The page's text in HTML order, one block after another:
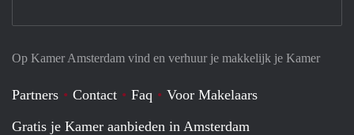
Op Kamer Amsterdam vind en verhuur je makkelijk je Kamer
Partners Contact Faq
Voor Makelaars
Gratis je Kamer aanbieden in Amsterdam